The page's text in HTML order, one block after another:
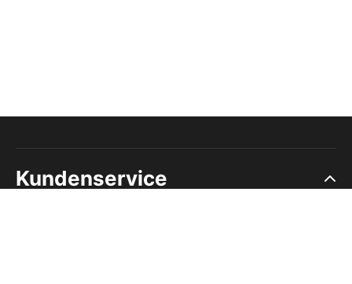
Kundenservice